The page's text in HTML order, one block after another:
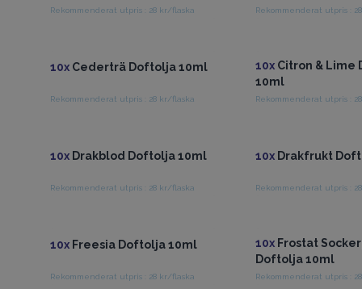
Rekommenderat utpris : 28 kr/flaska Rekommenderat utpris :
10x Cederträ Doftolja 10ml
Rekommenderat utpris : 28 kr/flaska
10xCitron & Lime
10ml
Rekommenderat utpris :
10x Drakblod Doftolja 10ml
Rekommenderat utpris : 28 kr/flaska
10xDrakfrukt
Rekommenderat utpris :
10x Freesia Doftolja 10ml
Rekommenderat utpris : 28 kr/flaska
10xFrostat
Doftolja 10ml
Rekommenderat utpris :